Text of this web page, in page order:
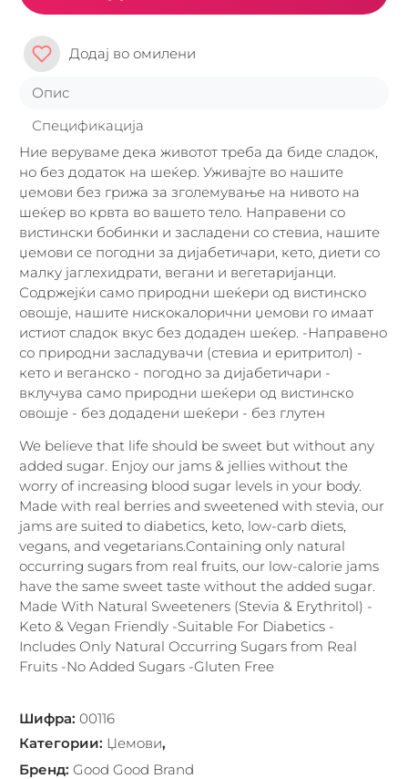
Додај во омилени
Опис
Спецификација
Ние веруваме дека животот треба да биде сладок,
но без додаток на шеќер. Уживајте во нашите
џемови без грижа за зголемување на нивото на
шеќер во крвта во вашето тело. Направени со
вистински бобинки и засладени со стевиа, нашите
џемови се погодни за дијабетичари, кето, диети со
малку јаглехидрати, вегани и вегетаријанци.
Содржејќи само природни шеќери од вистинско
овошје, нашите нискокалорични џемови го имаат
истиот сладок вкус без додаден шеќер. -Направено
со природни засладувачи (стевиа и еритритол) -
кето и веганско - погодно за дијабетичари -
вклучува само природни шеќери од вистинско
овошје - без додадени шеќери - без глутен
We believe that life should be sweet but without any
added sugar. Enjoy our jams & jellies without the
worry of increasing blood sugar levels in your body.
Made with real berries and sweetened with stevia, our
jams are suited to diabetics, keto, low-carb diets,
vegans, and vegetarians.Containing only natural
occurring sugars from real fruits, our low-calorie jams
have the same sweet taste without the added sugar.
Made With Natural Sweeteners (Stevia & Erythritol) -
Keto & Vegan Friendly -Suitable For Diabetics -
Includes Only Natural Occurring Sugars from Real
Fruits -No Added Sugars -Gluten Free
Шифра: 00116
Категории: Џемoви,
Бренд: Good Good Brand